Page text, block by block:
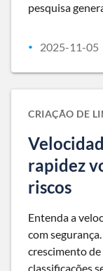
pesquisa
• 2025-11-05
CRIAÇÃO DE
rapidez
riscos
Entenda a
com
crescimento
classificações